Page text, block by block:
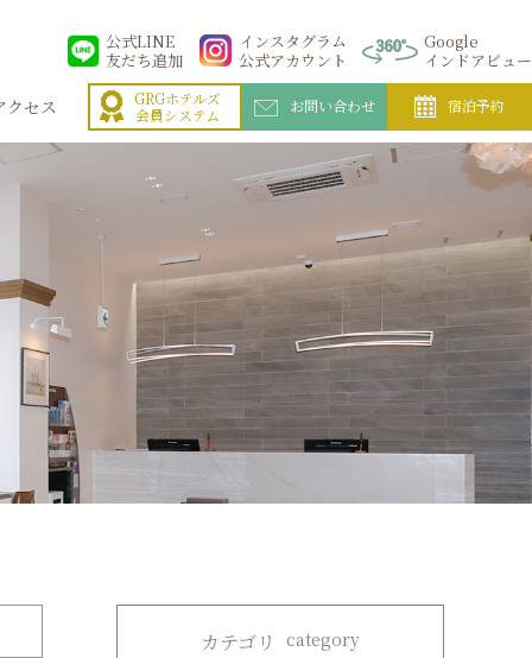
Google
インドアビュー
インスタグラム
公式アカウント
公式LINE
友だち追加
クセス
GRGホテルズ
会員システム
お問い合わせ 宿泊予約
カテゴリ category